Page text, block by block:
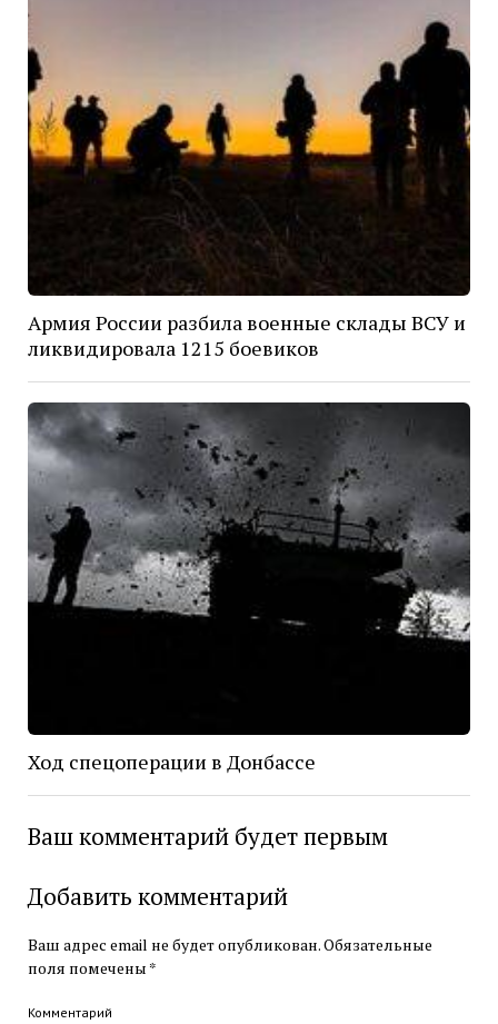
Армия России разбила военные склады ВСУ и
ликвидировала 1215 боевиков
Ход спецоперации в Донбассе
Ваш комментарий будет первым
Добавить комментарий
Ваш адрес email не будет опубликован.Обязательные
поля помечены *
Комментарий